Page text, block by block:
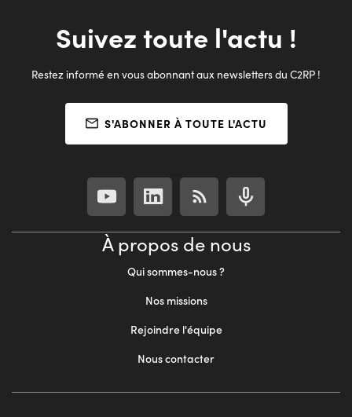
Suivez toute l'actu !
Restez informé en vous abonnant aux newsletters du C2RP !
S'ABONNER À TOUTE L'ACTU
À propos de nous
Qui sommes-nous ?
Nos missions
Rejoindre l'équipe
Nous contacter